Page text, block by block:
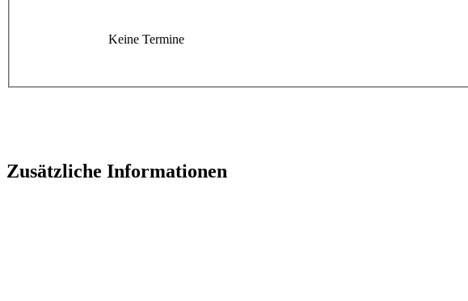
Keine Termine
Zusätzliche Informationen